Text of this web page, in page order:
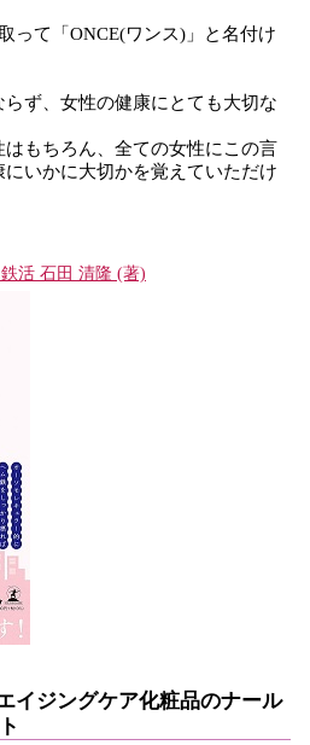
って「ONCE(ワンス)」と名付け
ず、女性の健康にとても大切な
もちろん、全ての女性にこの言
いかに大切かを覚えていただけ
活 石田 清隆 (著)
イジングケア化粧品のナール